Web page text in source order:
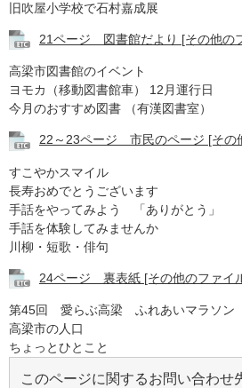
旧吹屋小学校で石村嘉成展
21ページ 図書館だより [その他の
高梁市図書館のイベント
ヨモカ（移動図書館車） 12月運行日
今月のおすすめ図書 （有漢図書室）
22～23ページ 市民のページ​ [その
すこやかスマイル
長寿おめでとうございます
手話をやってみよう 「ありがとう」
手話を体験してみませんか
川柳・短歌・俳句
24ページ 裏表紙 [その他のファイ
第45回 愛らぶ高梁 ふれあいマラソン
高梁市の人口
ちょっとひとこと
このページに関するお問い合わせ